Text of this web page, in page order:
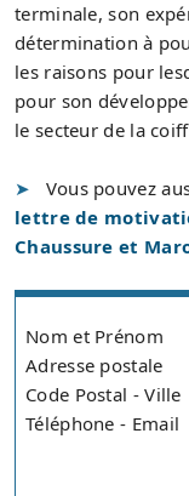
terminale, son
détermination à
les raisons pour
pour son
le secteur de la
Vous pouvez
lettre de
Chaussure et
Nom et Prénom
Adresse postale
Code Postal - Ville
Téléphone - Email